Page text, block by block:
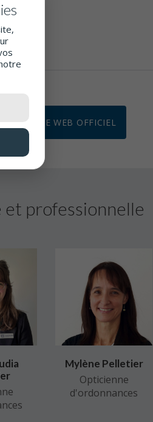
!
LE SITE WEB OFFICIEL
professionnelle
Mylène Pelletier
Opticienne
d'ordonnances